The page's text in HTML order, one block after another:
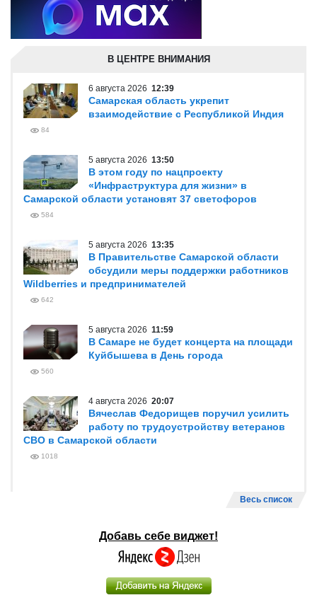
В ЦЕНТРЕ ВНИМАНИЯ
6 августа 2026 12:39
Самарская область укрепит
взаимодействие с Республикой Индия
84
5 августа 2026 13:50
В этом году по нацпроекту
«Инфраструктура для жизни» в
Самарской области установят 37 светофоров
584
5 августа 2026 13:35
В Правительстве Самарской области
обсудили меры поддержки работников
Wildberries и предпринимателей
642
5 августа 2026 11:59
В Самаре не будет концерта на площади
Куйбышева в День города
560
4 августа 2026 20:07
Вячеслав Федорищев поручил усилить
работу по трудоустройству ветеранов
СВО в Самарской области
1018
Весь список
Добавь себе виджет!